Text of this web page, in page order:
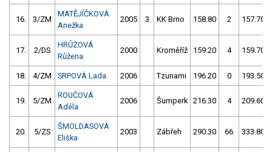
16. 3/ZM
MATĚJÍČKOVÁ
Anežka
2005 3 KK Brno 158.80 2 157.70
17. 2/DS
HRŮZOVÁ
Růžena
2000 Kroměříž 159.20 4 159.70
18. 4/ZM SRPOVÁ Lada 2006 Tzunami 196.20 0 193.50
19. 5/ZM
ROUČOVÁ
Adéla
2006 Šumperk 216.30 4 209.60
20. 5/ZS
ŠMOLDASOVÁ
Eliška
2003 Zábřeh 290.30 66 333.80